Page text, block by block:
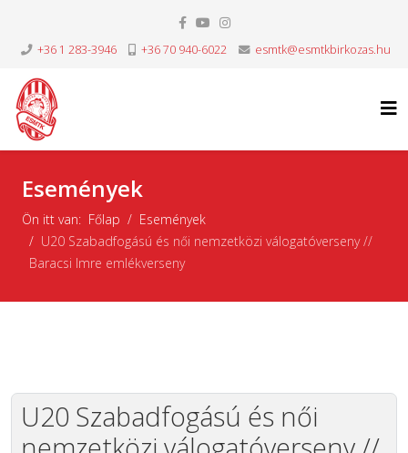
+36 1 283-3946 +36 70 940-6022 esmtk@esmtkbirkozas.hu
Események
Ön itt van: Főlap
Események
U20 Szabadfogású és női nemzetközi válogatóverseny //
Baracsi Imre emlékverseny
U20 Szabadfogású és női